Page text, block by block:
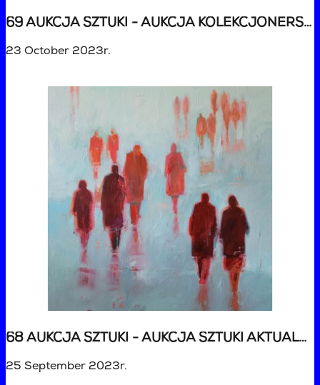
69 AUKCJA SZTUKI - AUKCJA KOLEKCJONERSKA
23 October 2023r.
68 AUKCJA SZTUKI - AUKCJA SZTUKI AKTUALNEJ
25 September 2023r.